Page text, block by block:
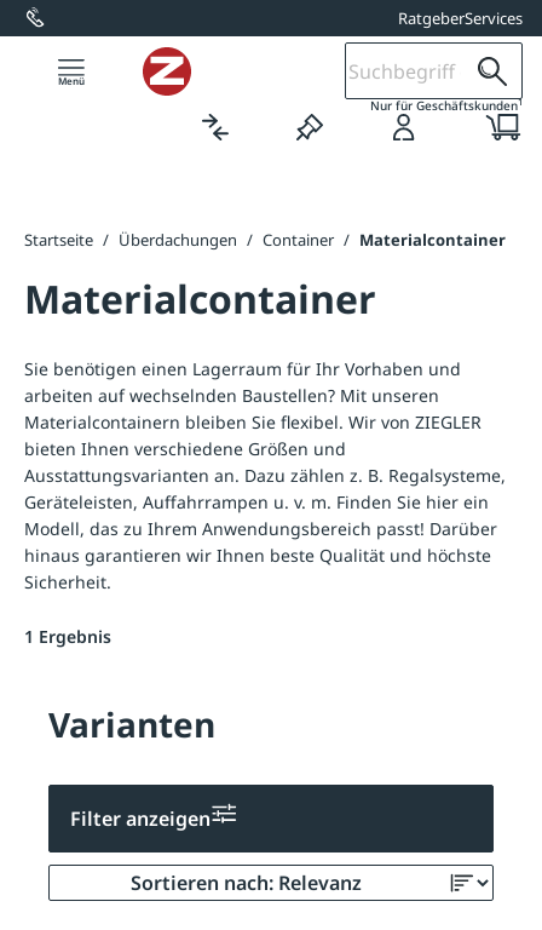
springen RatgeberServices
Nur für Geschäftskunden1
Startseite / Überdachungen / Container / Materialcontainer
Materialcontainer
Sie benötigen einen Lagerraum für Ihr Vorhaben und
arbeiten auf wechselnden Baustellen? Mit unseren
Materialcontainern bleiben Sie flexibel. Wir von ZIEGLER
bieten Ihnen verschiedene Größen und
Ausstattungsvarianten an. Dazu zählen z. B. Regalsysteme,
Geräteleisten, Auffahrrampen u. v. m. Finden Sie hier ein
Modell, das zu Ihrem Anwendungsbereich passt! Darüber
hinaus garantieren wir Ihnen beste Qualität und höchste
Sicherheit.
1 Ergebnis
Varianten
Filter anzeigen